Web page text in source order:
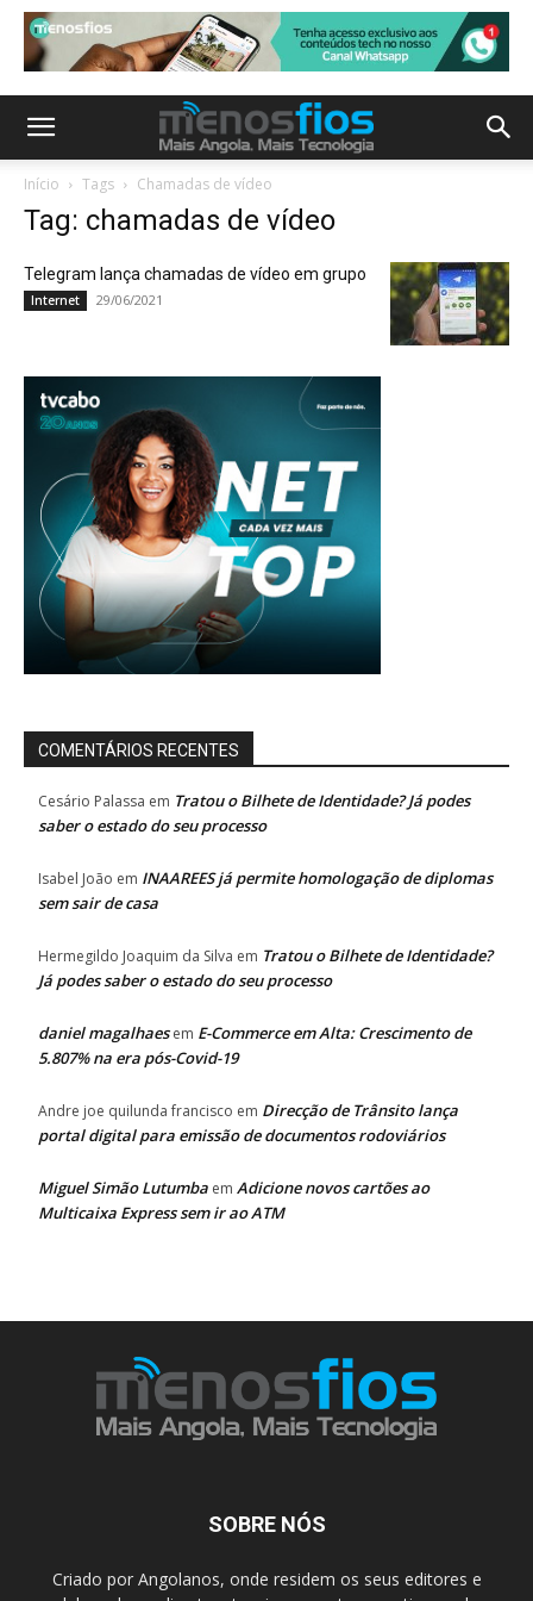
Início Tags Chamadas de vídeo
Tag: chamadas de vídeo
Telegram lança chamadas de vídeo em grupo
Internet 29/06/2021
COMENTÁRIOS RECENTES
Cesário Palassa em Tratou o Bilhete de Identidade? Já podes
saber o estado do seu processo
Isabel João em INAAREES já permite homologação de diplomas
sem sair de casa
Hermegildo Joaquim da Silva em Tratou o Bilhete de Identidade?
Já podes saber o estado do seu processo
daniel magalhaesem E-Commerce em Alta: Crescimento de
5.807% na era pós-Covid-19
Andre joe quilunda francisco em Direcção de Trânsito lança
portal digital para emissão de documentos rodoviários
Miguel Simão Lutumba em Adicione novos cartões ao
Multicaixa Express sem ir ao ATM
SOBRE NÓS
Criado por Angolanos, onde residem os seus editores e